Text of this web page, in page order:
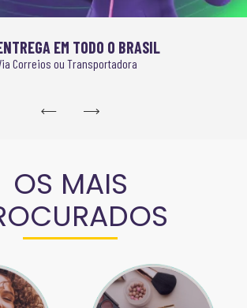
EM TODO O BRASIL
Correios ou Transportadora
OS MAIS